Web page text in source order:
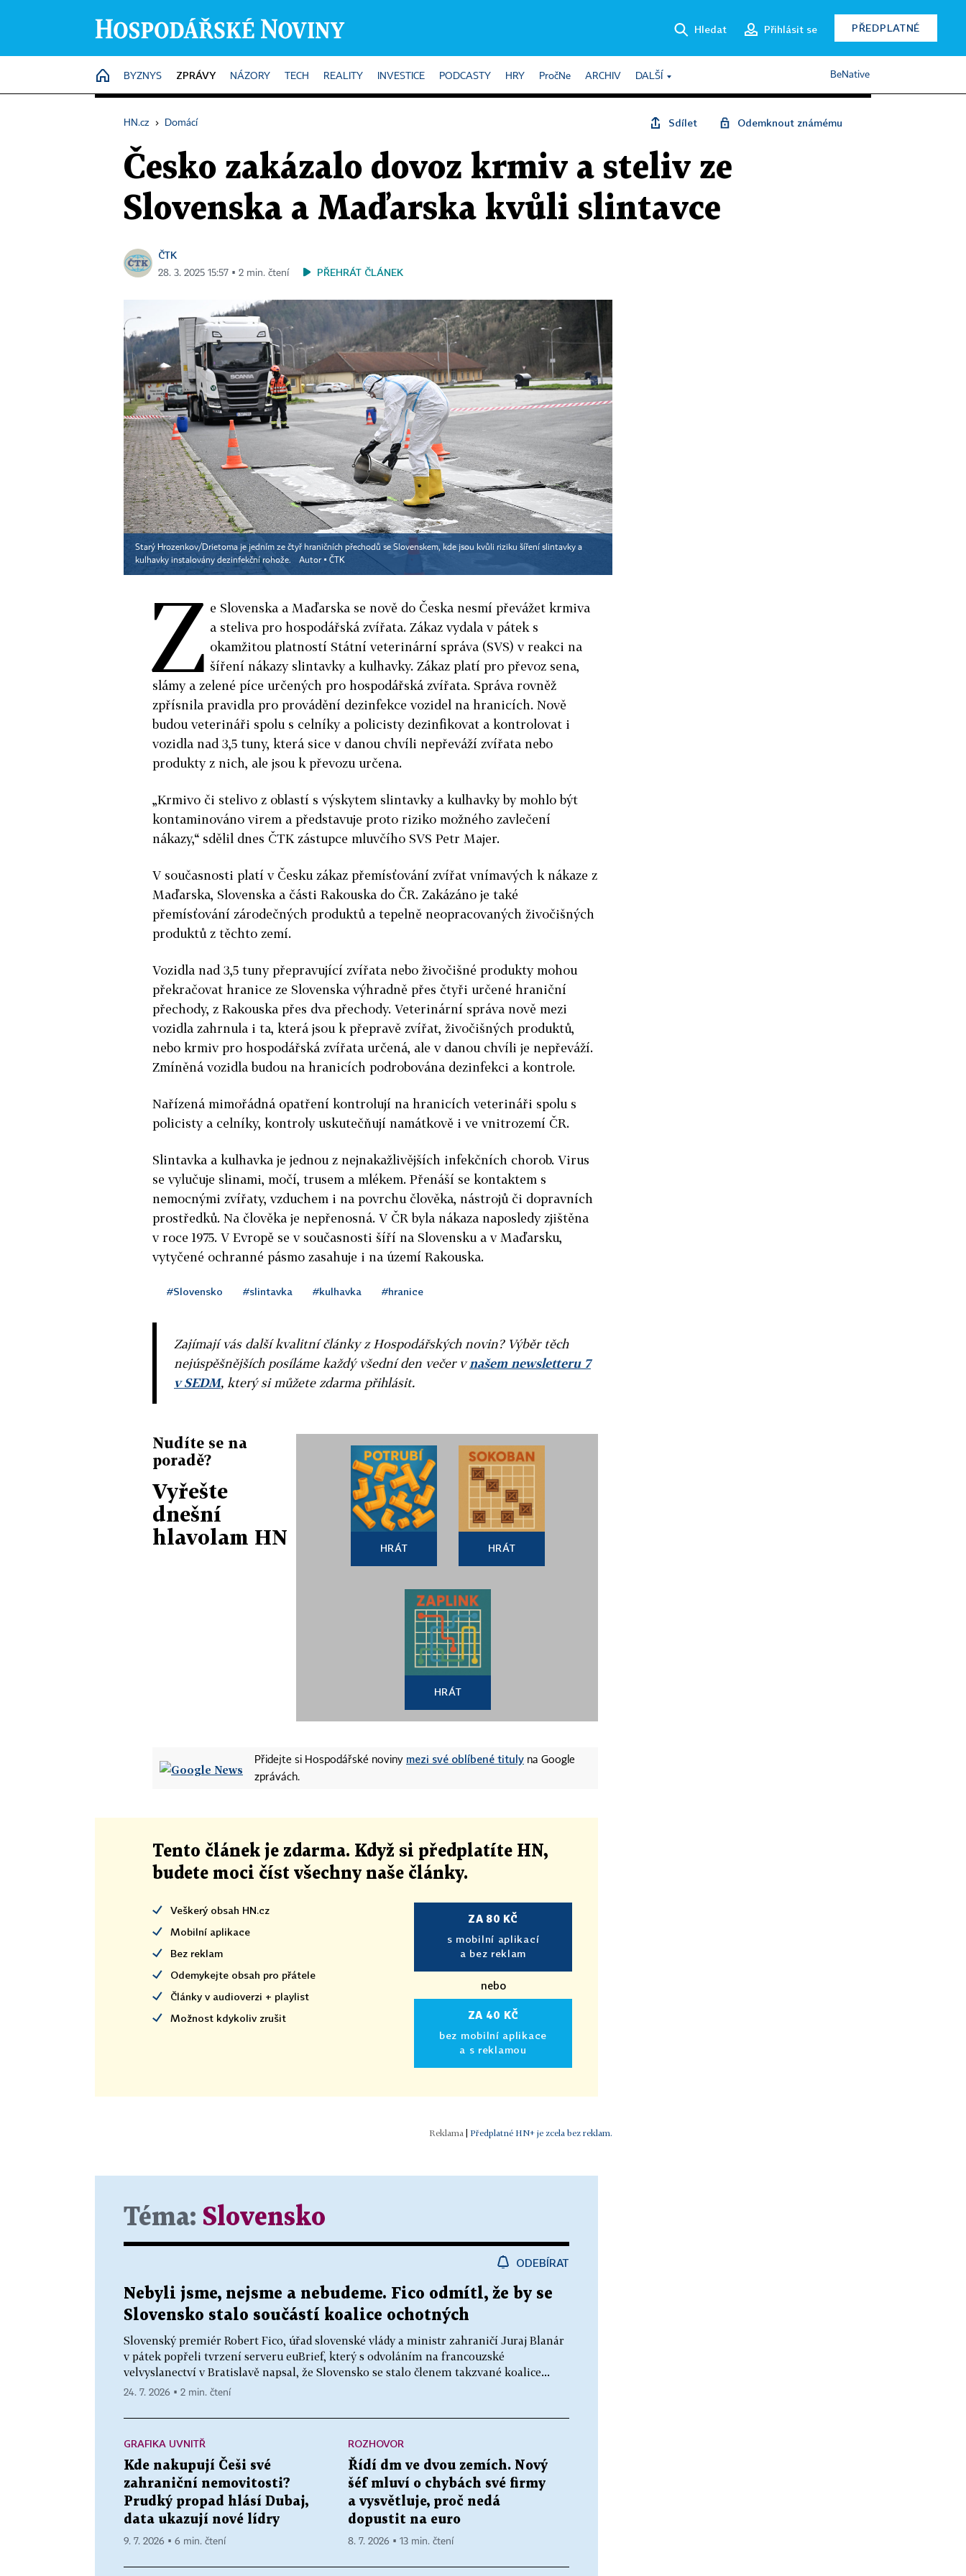
Hledat Přihlásit se PŘEDPLATNÉ
HOME
BYZNYS ZPRÁVY NÁZORY TECH REALITY INVESTICE PODCASTY HRY PročNe ARCHIV DALŠÍ BeNative
HN.cz › Domácí Sdílet Odemknout známému
Česko zakázalo dovoz krmiv a steliv ze
Slovenska a Maďarska kvůli slintavce
ČTK
28. 3. 2025 15:57 ▪ 2 min. čtení PŘEHRÁT ČLÁNEK
Starý Hrozenkov/Drietoma je jedním ze čtyř hraničních přechodů se Slovenskem, kde jsou kvůli riziku šíření slintavky a
kulhavky instalovány dezinfekční rohože.
Autor ▪ ČTK
Z e Slovenska a Maďarska se nově do Česka nesmí převážet krmiva
a steliva pro hospodářská zvířata. Zákaz vydala v pátek s
okamžitou platností Státní veterinární správa (SVS) v reakci na
šíření nákazy slintavky a kulhavky. Zákaz platí pro převoz sena,
slámy a zelené píce určených pro hospodářská zvířata. Správa rovněž
zpřísnila pravidla pro provádění dezinfekce vozidel na hranicích. Nově
budou veterináři spolu s celníky a policisty dezinfikovat a kontrolovat i
vozidla nad 3,5 tuny, která sice v danou chvíli nepřeváží zvířata nebo
produkty z nich, ale jsou k převozu určena.
„Krmivo či stelivo z oblastí s výskytem slintavky a kulhavky by mohlo být
kontaminováno virem a představuje proto riziko možného zavlečení
nákazy,“ sdělil dnes ČTK zástupce mluvčího SVS Petr Majer.
V současnosti platí v Česku zákaz přemísťování zvířat vnímavých k nákaze z
Maďarska, Slovenska a části Rakouska do ČR. Zakázáno je také
přemísťování zárodečných produktů a tepelně neopracovaných živočišných
produktů z těchto zemí.
Vozidla nad 3,5 tuny přepravující zvířata nebo živočišné produkty mohou
překračovat hranice ze Slovenska výhradně přes čtyři určené hraniční
přechody, z Rakouska přes dva přechody. Veterinární správa nově mezi
vozidla zahrnula i ta, která jsou k přepravě zvířat, živočišných produktů,
nebo krmiv pro hospodářská zvířata určená, ale v danou chvíli je nepřeváží.
Zmíněná vozidla budou na hranicích podrobována dezinfekci a kontrole.
Nařízená mimořádná opatření kontrolují na hranicích veterináři spolu s
policisty a celníky, kontroly uskutečňují namátkově i ve vnitrozemí ČR.
Slintavka a kulhavka je jednou z nejnakažlivějších infekčních chorob. Virus
se vylučuje slinami, močí, trusem a mlékem. Přenáší se kontaktem s
nemocnými zvířaty, vzduchem i na povrchu člověka, nástrojů či dopravních
prostředků. Na člověka je nepřenosná. V ČR byla nákaza naposledy zjištěna
v roce 1975. V Evropě se v současnosti šíří na Slovensku a v Maďarsku,
vytyčené ochranné pásmo zasahuje i na území Rakouska.
#Slovensko #slintavka #kulhavka #hranice
Zajímají vás další kvalitní články z Hospodářských novin? Výběr těch
nejúspěšnějších posíláme každý všední den večer vnašem newsletteru 7
v SEDM, který si můžete zdarma přihlásit.
Nudíte se na
poradě?
Vyřešte
dnešní
hlavolam HN
HRÁT HRÁT
HRÁT
Přidejte si Hospodářské noviny mezi své oblíbené tituly na Google
zprávách.
Tento článek je zdarma. Když si předplatíte HN,
budete moci číst všechny naše články.
Veškerý obsah HN.cz
Mobilní aplikace
Bez reklam
Odemykejte obsah pro přátele
Články v audioverzi + playlist
Možnost kdykoliv zrušit
ZA 80 KČ
s mobilní aplikací
a bez reklam
nebo
ZA 40 KČ
bez mobilní aplikace
a s reklamou
| Předplatné HN+ je zcela bez reklam.
Téma: Slovensko
ODEBÍRAT
Nebyli jsme, nejsme a nebudeme. Fico odmítl, že by se
Slovensko stalo součástí koalice ochotných
Slovenský premiér Robert Fico, úřad slovenské vlády a ministr zahraničí Juraj Blanár
v pátek popřeli tvrzení serveru euBrief, který s odvoláním na francouzské
velvyslanectví v Bratislavě napsal, že Slovensko se stalo členem takzvané koalice...
24. 7. 2026 ▪ 2 min. čtení
GRAFIKA UVNITŘ
Kde nakupují Češi své
zahraniční nemovitosti?
Prudký propad hlásí Dubaj,
data ukazují nové lídry
9. 7. 2026 ▪ 6 min. čtení
ROZHOVOR
Řídí dm ve dvou zemích. Nový
šéf mluví o chybách své firmy
a vysvětluje, proč nedá
dopustit na euro
8. 7. 2026 ▪ 13 min. čtení